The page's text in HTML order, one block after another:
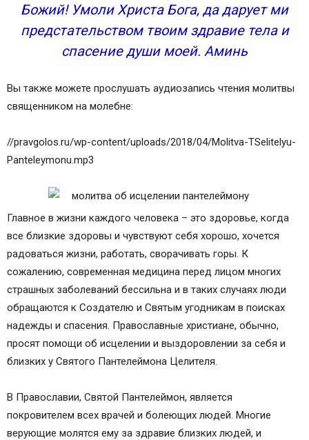
Божий! Умоли Христа Бога, да дарует ми
предстательством твоим здравие тела и
спасение души моей. Аминь
Вы также можете прослушать аудиозапись чтения молитвы
священником на молебне:
//pravgolos.ru/wp-content/uploads/2018/04/Molitva-TSelitelyu-
Panteleymonu.mp3
Главное в жизни каждого человека – это здоровье, когда
все близкие здоровы и чувствуют себя хорошо, хочется
радоваться жизни, работать, сворачивать горы. К
сожалению, современная медицина перед лицом многих
страшных заболеваний бессильна и в таких случаях люди
обращаются к Создателю и Святым угодникам в поисках
надежды и спасения. Православные христиане, обычно,
просят помощи об исцелении и выздоровлении за себя и
близких у Святого Пантелеймона Целителя.
В Православии, Святой Пантелеймон, является
покровителем всех врачей и болеющих людей. Многие
верующие молятся ему за здравие близких людей, и